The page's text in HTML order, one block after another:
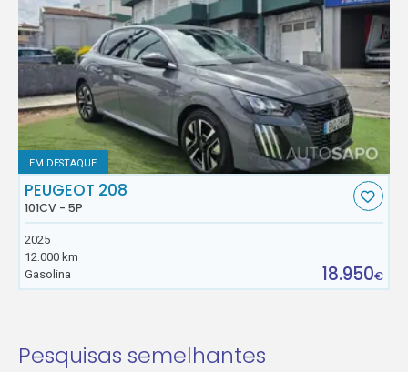
EM DESTAQUE
PEUGEOT 208
101CV - 5P
2025
12.000 km
Gasolina
18.950€
Pesquisas semelhantes